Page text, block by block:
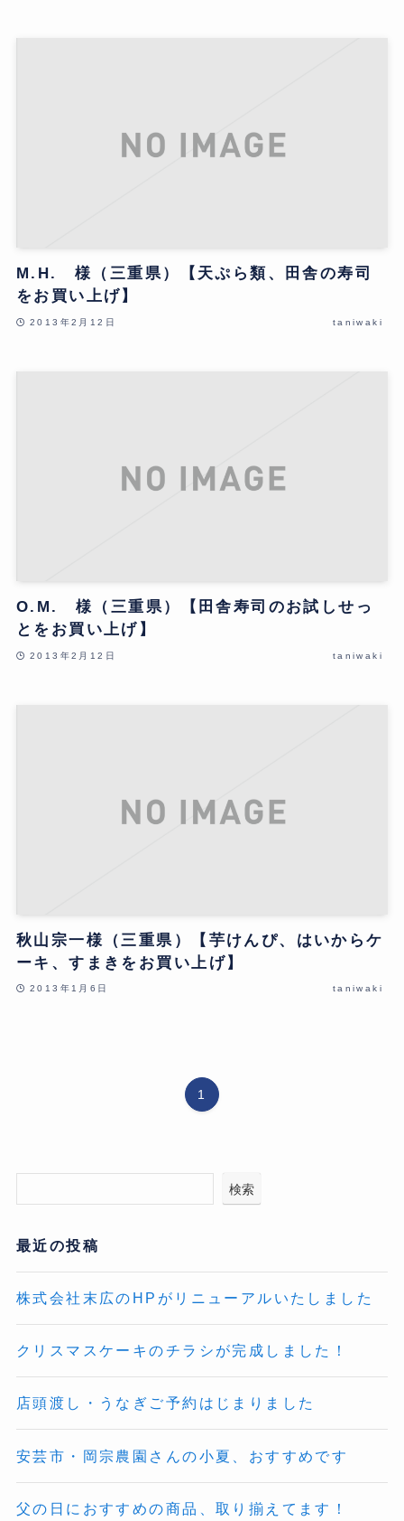
M.H. 様（三重県）【天ぷら類、田舎の寿司
をお買い上げ】
2013年2月12日 taniwaki
O.M. 様（三重県）【田舎寿司のお試しせっ
とをお買い上げ】
2013年2月12日 taniwaki
秋山宗一様（三重県）【芋けんぴ、はいからケ
ーキ、すまきをお買い上げ】
2013年1月6日 taniwaki
1
検索
最近の投稿
株式会社末広のHPがリニューアルいたしました
クリスマスケーキのチラシが完成しました！
店頭渡し・うなぎご予約はじまりました
安芸市・岡宗農園さんの小夏、おすすめです
父の日におすすめの商品、取り揃えてます！